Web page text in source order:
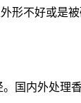
不好或是
国内外处